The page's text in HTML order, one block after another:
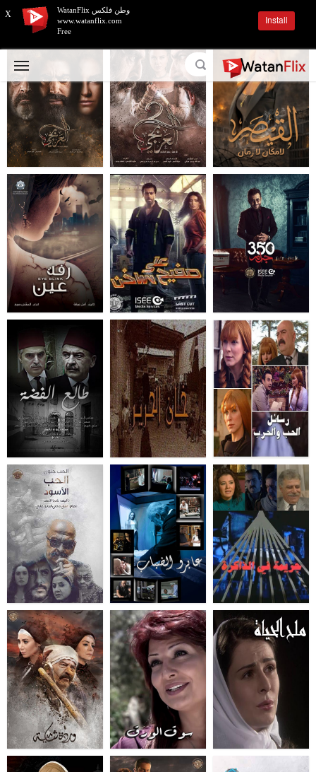
X
وطن فلكس WatanFlix
www.watanflix.com
Free
Install